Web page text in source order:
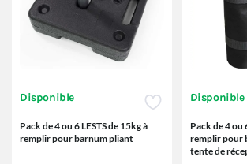
Disponible
Pack de 4 ou 6 LESTS de 15kg à
remplir pour barnum pliant
Disponible
Pack de 4 ou
remplir pour
tente de